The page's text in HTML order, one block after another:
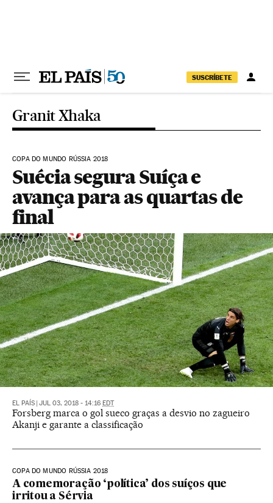
SUSCRÍBETE
Granit Xhaka
COPA DO MUNDO RÚSSIA 2018
Suécia segura Suíça e
avança para as quartas de
final
EL PAÍS JUL 03, 2018 - 14:16 EDT
Forsberg marca o gol sueco graças a desvio no zagueiro
Akanji e garante a classificação
COPA DO MUNDO RÚSSIA 2018
A comemoração ‘política’ dos suíços que
irritou a Sérvia